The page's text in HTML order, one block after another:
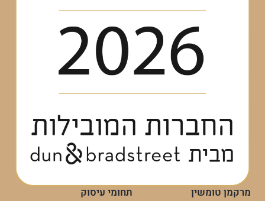
מרקמן טומשין
תחומי עיסוק